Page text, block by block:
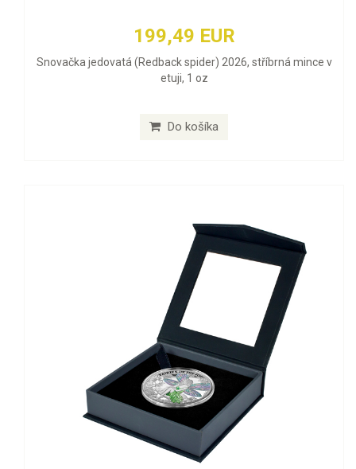
199,49 EUR
Snovačka jedovatá (Redback spider) 2026, stříbrná mince v
etuji, 1 oz
Do košíka